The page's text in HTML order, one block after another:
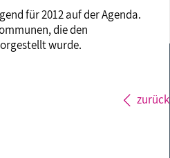
für 2012 auf der Agenda.
die den
wurde.
zurück